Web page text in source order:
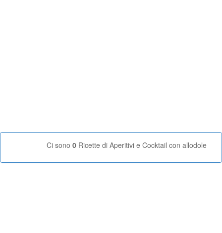
Ci sono 0 Ricette di Aperitivi e Cocktail con allodole